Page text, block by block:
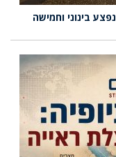
תאונה קשה ברחוב הגיבורים בחיפה: בן 50 נפצע בינוני וחמישה